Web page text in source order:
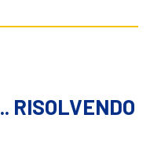
RISOLVENDO